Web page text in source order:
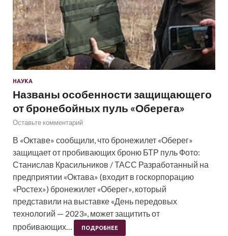
НАУКА
Названы особенности защищающего
от бронебойных пуль «Оберега»
Оставьте комментарий
В «Октаве» сообщили, что бронежилет «Оберег»
защищает от пробивающих броню БТР пуль Фото:
Станислав Красильников / ТАСС Разработанный на
предприятии «Октава» (входит в госкорпорацию
«Ростех») бронежилет «Оберег», который
представили на выставке «День передовых
технологий — 2023», может защитить от
пробивающих…
ПОДРОБНЕЕ